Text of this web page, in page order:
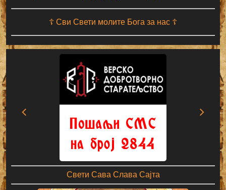
☦ Сви Свети молите Бога за нас ☦
Свети Сава Слава Сајта